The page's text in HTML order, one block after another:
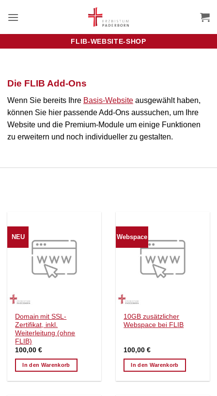
Inhalt
FLIB-WEBSITE-SHOP
Die FLIB Add-Ons
Wenn Sie bereits Ihre Basis-Website ausgewählt haben,
können Sie hier passende Add-Ons aussuchen, um Ihre
Website und die Premium-Module um einige Funktionen
zu erweitern und noch individueller zu gestalten.
NEU
Domain mit SSL-
Zertifikat, inkl.
Weiterleitung (ohne
FLIB)
100,00€
In den Warenkorb
Webspace
10GB zusätzlicher
Webspace bei FLIB
100,00€
In den Warenkorb